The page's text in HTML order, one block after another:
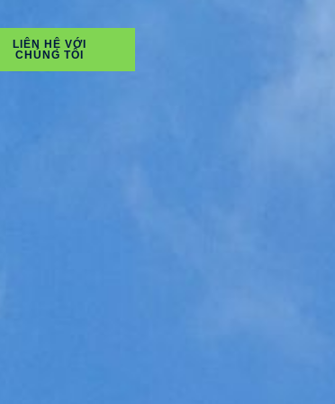
LIÊN HỆ VỚI
CHÚNG TÔI